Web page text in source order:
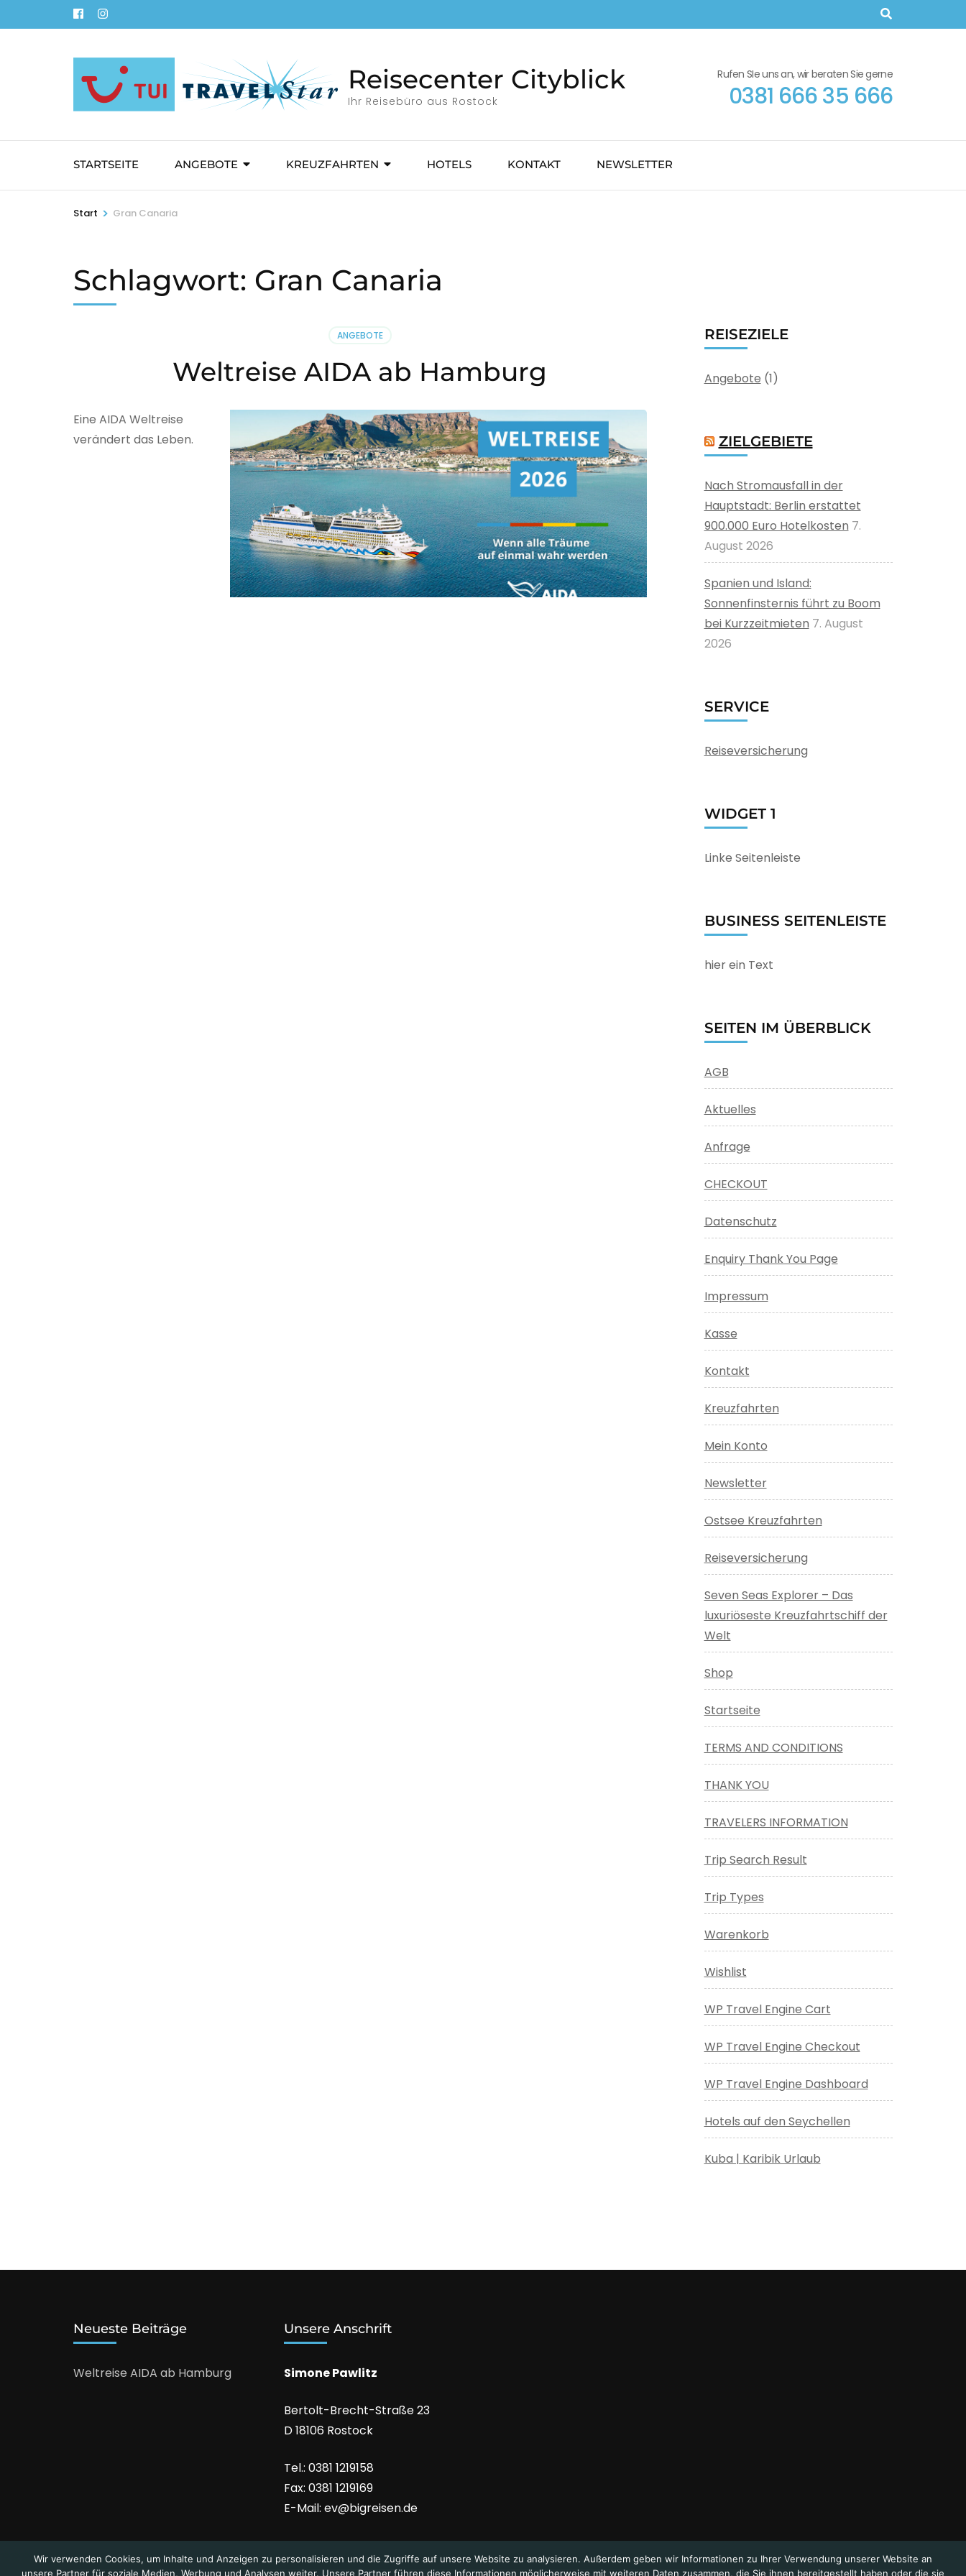
Inhalt
Reisecenter Cityblick
Ihr Reisebüro aus Rostock
Rufen SIe uns an, wir beraten Sie gerne
0381 666 35 666
STARTSEITE ANGEBOTE KREUZFAHRTEN HOTELS KONTAKT NEWSLETTER
Start > Gran Canaria
Schlagwort: Gran Canaria
ANGEBOTE
Weltreise AIDA ab Hamburg
Eine AIDA Weltreise
verändert das Leben.
REISEZIELE
Angebote (1)
ZIELGEBIETE
Nach Stromausfall in der
Hauptstadt: Berlin erstattet
900.000 Euro Hotelkosten 7.
August 2026
Spanien und Island:
Sonnenfinsternis führt zu Boom
bei Kurzzeitmieten 7. August
2026
SERVICE
Reiseversicherung
WIDGET 1
Linke Seitenleiste
BUSINESS SEITENLEISTE
hier ein Text
SEITEN IM ÜBERBLICK
AGB
Aktuelles
Anfrage
CHECKOUT
Datenschutz
Enquiry Thank You Page
Impressum
Kasse
Kontakt
Kreuzfahrten
Mein Konto
Newsletter
Ostsee Kreuzfahrten
Reiseversicherung
Seven Seas Explorer – Das
luxuriöseste Kreuzfahrtschiff der
Welt
Shop
Startseite
TERMS AND CONDITIONS
THANK YOU
TRAVELERS INFORMATION
Trip Search Result
Trip Types
Warenkorb
Wishlist
WP Travel Engine Cart
WP Travel Engine Checkout
WP Travel Engine Dashboard
Hotels auf den Seychellen
Kuba | Karibik Urlaub
Neueste Beiträge
Weltreise AIDA ab Hamburg
Unsere Anschrift
Simone Pawlitz
Bertolt-Brecht-Straße 23
D 18106 Rostock
Tel.: 0381 1219158
Fax: 0381 1219169
E-Mail: ev@bigreisen.de
Wir verwenden Cookies, um Inhalte und Anzeigen zu personalisieren und die Zugriffe auf unsere Website zu analysieren. Außerdem geben wir Informationen zu Ihrer Verwendung unserer Website an
unsere Partner für soziale Medien, Werbung und Analysen weiter. Unsere Partner führen diese Informationen möglicherweise mit weiteren Daten zusammen, die Sie ihnen bereitgestellt haben oder die sie